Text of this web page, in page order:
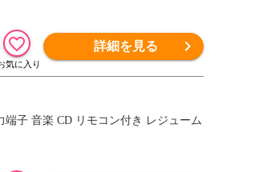
詳細を見る
子 音楽 CD リモコン付き レジューム